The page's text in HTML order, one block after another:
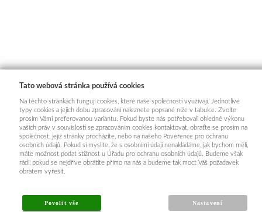
INFORMACE PRO KUPUJÍCÍ
Obchodní podmínky
Tato webová stránka používá cookies
Na těchto stránkách fungují cookies, které naše společnosti využívají. Jednotlivé
typy cookies a jejich dobu zpracování naleznete popsané níže v tabulce. Zvolte
prosím Vámi preferovanou variantu. Pokud byste nás potřebovali ohledně výkonu
vašich práv v souvislosti se zpracováním cookies kontaktovat, obraťte se prosím na
společnost, jejíž stránky procházíte, nebo na našeho Pověřence pro ochranu
osobních údajů. Pokud si myslíte, že s osobními údaji nenakládáme, jak bychom měli,
máte možnost podat stížnost u Úřadu pro ochranu osobních údajů. Budeme však
rádi, pokud se nejdříve obrátíte přímo na nás a budeme tak moct Váš požadavek
obratem vyřešit.
Povolit vše Nastavení